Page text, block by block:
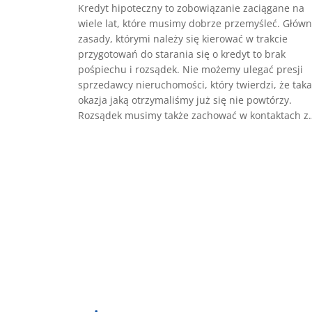
Kredyt hipoteczny to zobowiązanie zaciągane na
wiele lat, które musimy dobrze przemyśleć.
zasady, którymi należy się kierować w trakcie
przygotowań do starania się o kredyt to brak
pośpiechu i rozsądek. Nie możemy ulegać presji
sprzedawcy nieruchomości, który twierdzi, że taka
okazja jaką otrzymaliśmy już się nie powtórzy.
Rozsądek musimy także zachować w kontaktach